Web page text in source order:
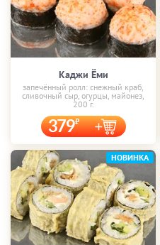
Каджи Ёми
запечённый ролл: снежный краб,
сливочный сыр, огурцы, майонез,
200 г.
379
НОВИНКА